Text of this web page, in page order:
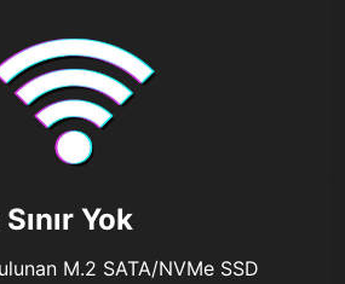
Yok
M.2 SATA/NVMe SSD